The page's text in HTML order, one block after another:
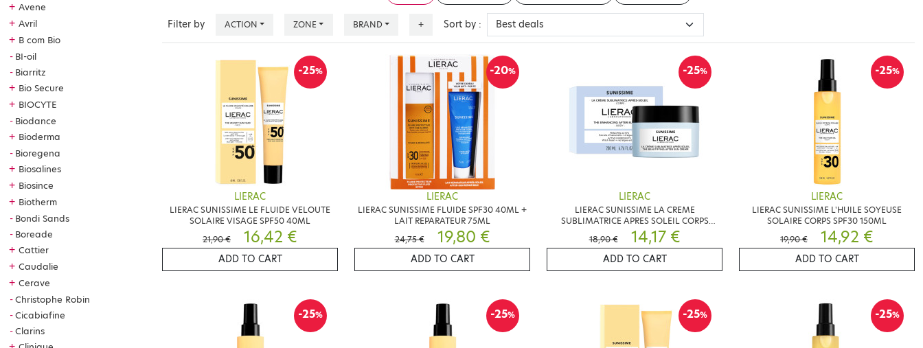
+ Avene
+ Avril
+ B com Bio
BI-oil
Biarritz
+ Bio Secure
+ BIOCYTE
Biodance
+ Bioderma
Bioregena
+ Biosalines
+ Biosince
+ Biotherm
Bondi Sands
Boreade
+ Cattier
+ Caudalie
+ Cerave
Christophe Robin
Cicabiafine
Clarins
Filter by ACTION ZONE BRAND + Sort by :
-25%
LIERAC
LIERAC SUNISSIME LE FLUIDE VELOUTE
SOLAIRE VISAGE SPF50 40ML
21,90 €
16,42 €
ADD TO CART
-20%
LIERAC
LIERAC SUNISSIME FLUIDE SPF30 40ML +
LAIT REPARATEUR 75ML
24,75 €
19,80 €
ADD TO CART
-25%
LIERAC
LIERAC SUNISSIME LA CREME
SUBLIMATRICE APRES SOLEIL CORPS
200ML
18,90 € 14,17 €
ADD TO CART
-25%
LIERAC
LIERAC SUNISSIME L'HUILE SOYEUSE
SOLAIRE CORPS SPF30 150ML
19,90 €
14,92 €
ADD TO CART
-25% -25% -25% -25%